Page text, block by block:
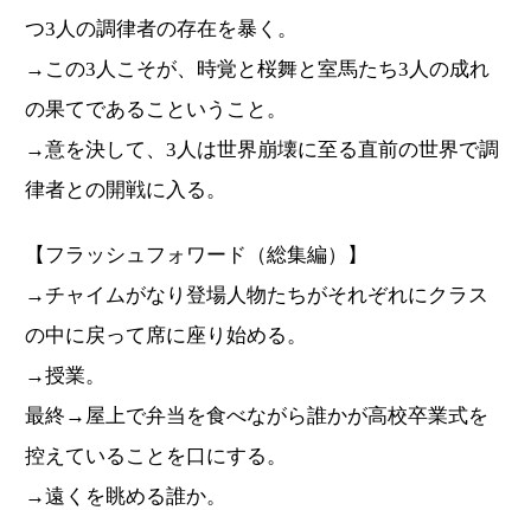
つ3人の調律者の存在を暴く。
→この3人こそが、時覚と桜舞と室馬たち3人の成れ
の果てであるこということ。
→意を決して、3人は世界崩壊に至る直前の世界で調
律者との開戦に入る。
【フラッシュフォワード（総集編）】
→チャイムがなり登場人物たちがそれぞれにクラス
の中に戻って席に座り始める。
→授業。
最終→屋上で弁当を食べながら誰かが高校卒業式を
控えていることを口にする。
→遠くを眺める誰か。